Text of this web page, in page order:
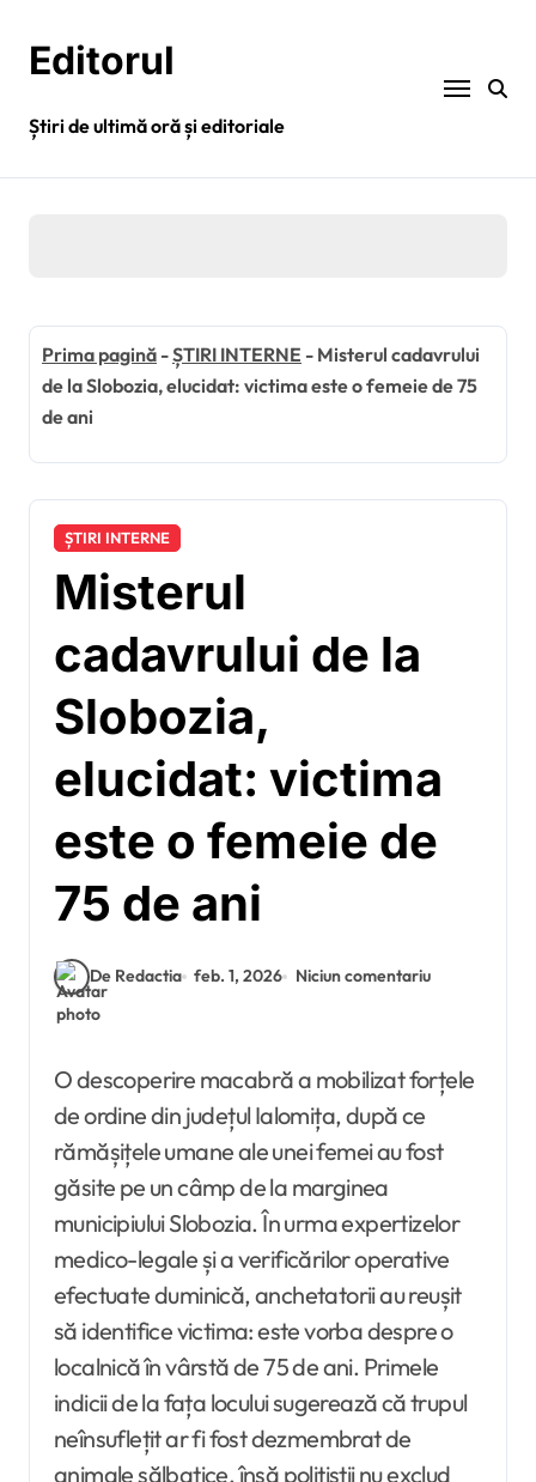
conținutEditorul
Știri de ultimă oră și editoriale
Prima pagină -ȘTIRI INTERNE - Misterul cadavrului
de la Slobozia, elucidat: victima este o femeie de 75
de ani
ȘTIRI INTERNE
Misterul
cadavrului de la
Slobozia,
elucidat: victima
este o femeie de
75 de ani
De Redactia feb. 1, 2026 Niciun comentariu
O descoperire macabră a mobilizat forțele
de ordine din județul Ialomița, după ce
rămășițele umane ale unei femei au fost
găsite pe un câmp de la marginea
municipiului Slobozia. În urma expertizelor
medico-legale și a verificărilor operative
efectuate duminică, anchetatorii au reușit
să identifice victima: este vorba despre o
localnică în vârstă de 75 de ani. Primele
indicii de la fața locului sugerează că trupul
neînsuflețit ar fi fost dezmembrat de
animale sălbatice, însă polițiștii nu exclud